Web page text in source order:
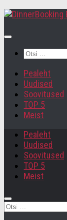
Otsi:
Pealeht
Uudised
Soovitused
TOP 5
Meist
Pealeht
Uudised
Soovitused
TOP 5
Meist
Otsi: